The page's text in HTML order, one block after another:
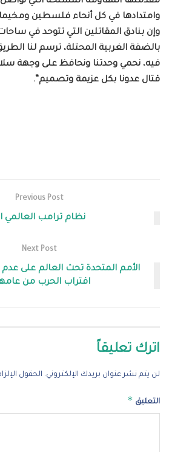
وامتدادها في كل أنحاء فلسطين
وإن بنادق المقاتلين التي تتوحد في
بالضفة الغربية المحتلة، ترسم لنا
فيه، نحمي وحدتنا ونحافظ على وجهة
قتال عدونا بكل عزيمة وتصميم”.
Previous Post
نظام ترامب العالمي
Next Post
الأمم المتحدة تحث العالم على
اقتراب الحرب من عامها
اترك تعليقاً
لن يتم نشر عنوان بريدك الإلكتروني. الحقول
التعليق *